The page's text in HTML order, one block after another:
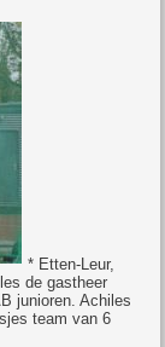
* Etten-Leur,
de gastheer
junioren. Achiles
team van 6